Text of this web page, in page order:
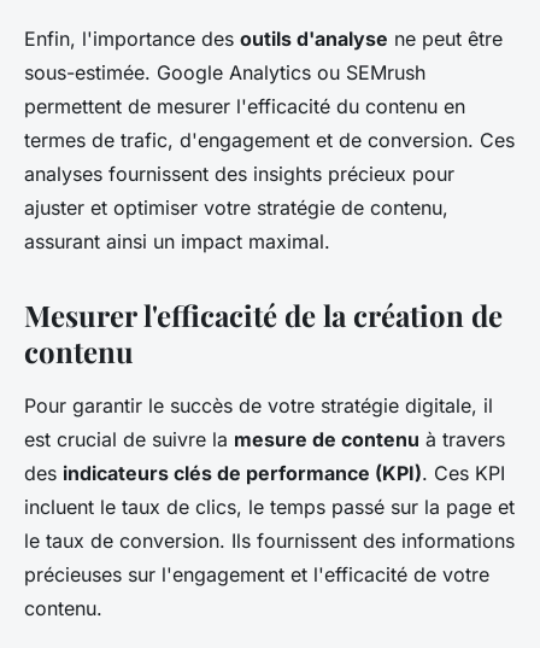
Enfin, l'importance des outils d'analyse ne peut être
sous-estimée. Google Analytics ou SEMrush
permettent de mesurer l'efficacité du contenu en
termes de trafic, d'engagement et de conversion. Ces
analyses fournissent des insights précieux pour
ajuster et optimiser votre stratégie de contenu,
assurant ainsi un impact maximal.
Mesurer l'efficacité de la création de
contenu
Pour garantir le succès de votre stratégie digitale, il
est crucial de suivre la mesure de contenu à travers
des indicateurs clés de performance (KPI). Ces KPI
incluent le taux de clics, le temps passé sur la page et
le taux de conversion. Ils fournissent des informations
précieuses sur l'engagement et l'efficacité de votre
contenu.